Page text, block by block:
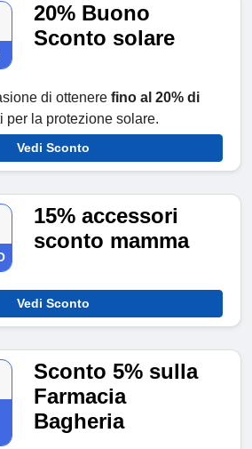
20% Buono
Sconto solare
di ottenere fino al 20% di
per la protezione solare.
Vedi Sconto
15% accessori
sconto mamma
Vedi Sconto
Sconto 5% sulla
Farmacia
Bagheria